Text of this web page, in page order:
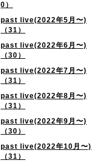
0）
past live(2022年5月〜)
（31）
past live(2022年6月〜)
（30）
past live(2022年7月〜)
（31）
past live(2022年8月〜)
（31）
past live(2022年9月〜)
（30）
past live(2022年10月〜)
（31）